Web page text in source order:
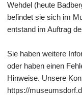
Wehdel (heute
befindet sie sich im
entstand im Auftrag
Sie haben weitere
oder haben einen
Hinweise. Unsere
https://